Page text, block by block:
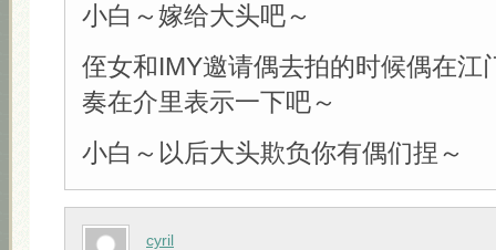
小白～嫁给大头吧～
侄女和IMY邀请偶去拍的时候偶在江
奏在介里表示一下吧～
小白～以后大头欺负你有偶们捏～
cyril